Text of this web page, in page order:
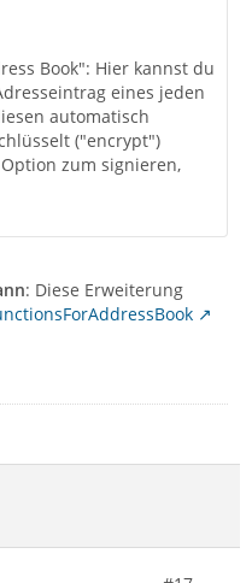
Book": Hier kannst du
eines jeden
automatisch
("encrypt")
zum signieren,
: Diese Erweiterung